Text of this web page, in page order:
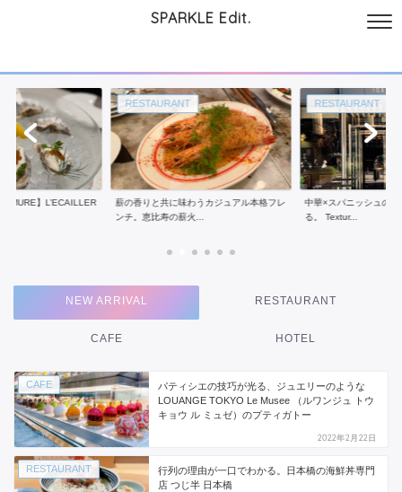
SPARKLE Edit.
】L’ECAILLER
RESTAURANT
薪の香りと共に味わうカジュアル本格フレ
ンチ。恵比寿の薪火...
RESTAURANT
中華×スパニッシュの
る。 Textur...
NEW ARRIVAL RESTAURANT
CAFE HOTEL
CAFE
パティシエの技巧が光る、ジュエリーのような
LOUANGE TOKYO Le Musee （ルワンジュ トウ
キョウ ル ミュゼ）のプティガトー
2022年2月22日
RESTAURANT
行列の理由が一口でわかる。日本橋の海鮮丼専門
店 つじ半 日本橋